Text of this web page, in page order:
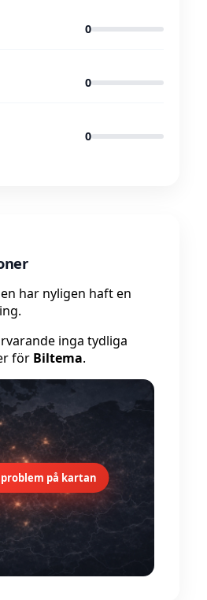
0
0
0
har nyligen haft en
inga tydliga
för Biltema.
problem på kartan